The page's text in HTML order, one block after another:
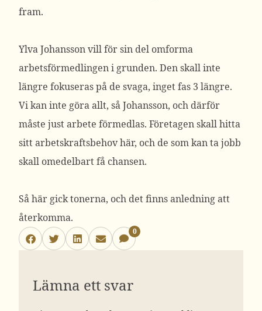
fram.
Ylva Johansson vill för sin del omforma
arbetsförmedlingen i grunden. Den skall inte
längre fokuseras på de svaga, inget fas 3 längre.
Vi kan inte göra allt, så Johansson, och därför
måste just arbete förmedlas. Företagen skall hitta
sitt arbetskraftsbehov här, och de som kan ta jobb
skall omedelbart få chansen.
Så här gick tonerna, och det finns anledning att
återkomma.
0
Lämna ett svar